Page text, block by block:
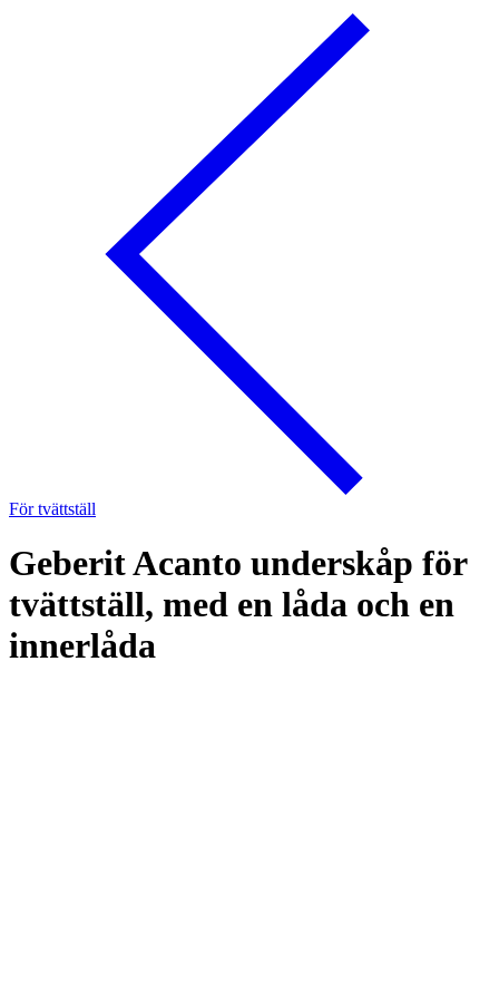
För tvättställ
Geberit Acanto underskåp för
tvättställ, med en låda och en
innerlåda